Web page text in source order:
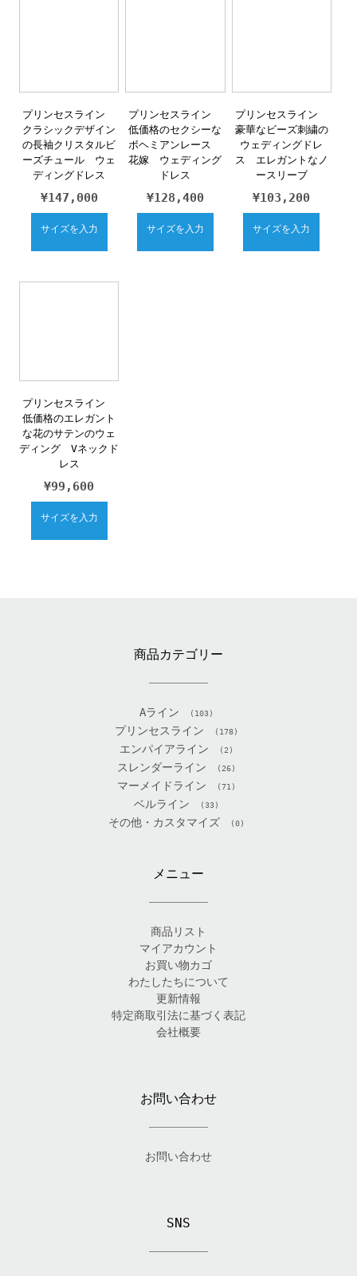
プリンセスライン
クラシックデザイン
の長袖クリスタルビ
ーズチュール ウェ
ディングドレス
¥147,000
サイズを入力
プリンセスライン
低価格のセクシーな
ボヘミアンレース
花嫁 ウェディング
ドレス
¥128,400
サイズを入力
プリンセスライン
豪華なビーズ刺繍の
ウェディングドレ
ス エレガントなノ
ースリーブ
¥103,200
サイズを入力
プリンセスライン
低価格のエレガント
な花のサテンのウェ
ディング Vネックド
レス
¥99,600
サイズを入力
商品カテゴリー
Aライン (103)
プリンセスライン (178)
エンパイアライン (2)
スレンダーライン (26)
マーメイドライン (71)
ベルライン (33)
その他・カスタマイズ (0)
メニュー
商品リスト
マイアカウント
お買い物カゴ
わたしたちについて
更新情報
特定商取引法に基づく表記
会社概要
お問い合わせ
お問い合わせ
SNS